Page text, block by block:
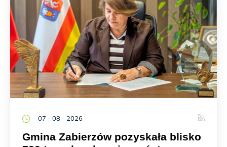
07 - 08 - 2026
Gmina Zabierzów pozyskała blisko